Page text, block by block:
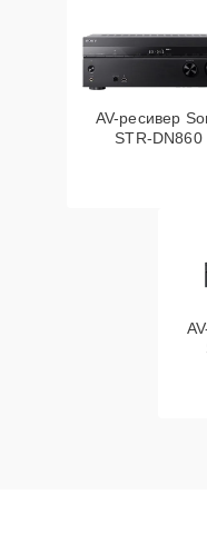
AV-ресивер
STR-DN860